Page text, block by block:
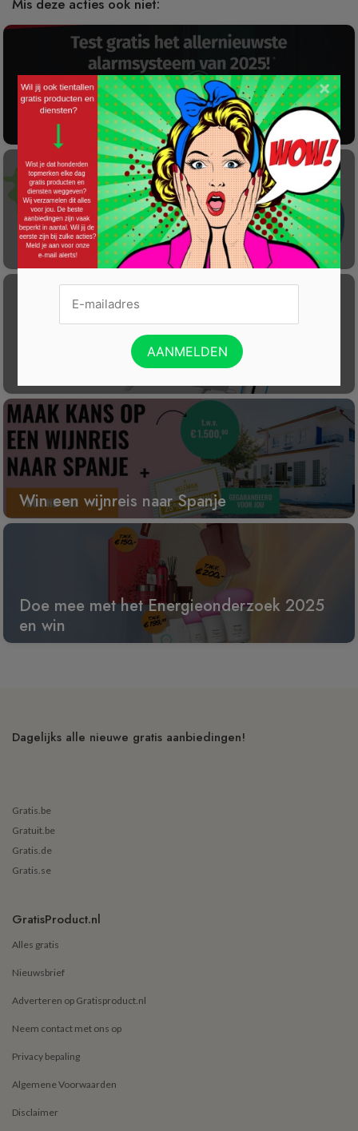
Mis deze acties ook niet:
Gratis 2025 Alarmsysteem Testen!
Laat éénmalig GRATIS je container reinigen
Gratis Princess elektrische kachel t.w.v. €
Win een wijnreis naar Spanje
Doe mee met het Energieonderzoek 2025
en win
Dagelijks alle nieuwe gratis aanbiedingen!
Gratis.be
Gratuit.be
Gratis.de
Gratis.se
GratisProduct.nl
Alles gratis
Nieuwsbrief
Adverteren op Gratisproduct.nl
Neem contact met ons op
Privacy bepaling
Algemene Voorwaarden
Disclaimer
×